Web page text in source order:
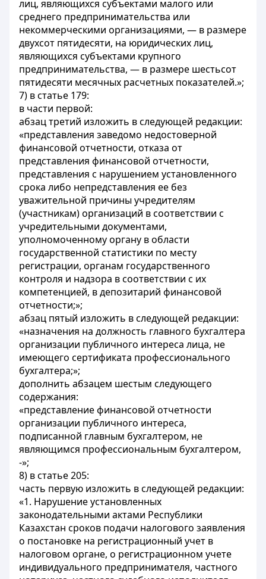
лиц, являющихся субъектами малого или
среднего предпринимательства или
некоммерческими организациями, — в размере
двухсот пятидесяти, на юридических лиц,
являющихся субъектами крупного
предпринимательства, — в размере шестьсот
пятидесяти месячных расчетных показателей.»;
7) в статье 179:
в части первой:
абзац третий изложить в следующей редакции:
«представления заведомо недостоверной
финансовой отчетности, отказа от
представления финансовой отчетности,
представления с нарушением установленного
срока либо непредставления ее без
уважительной причины учредителям
(участникам) организаций в соответствии с
учредительными документами,
уполномоченному органу в области
государственной статистики по месту
регистрации, органам государственного
контроля и надзора в соответствии с их
компетенцией, в депозитарий финансовой
отчетности;»;
абзац пятый изложить в следующей редакции:
«назначения на должность главного бухгалтера
организации публичного интереса лица, не
имеющего сертификата профессионального
бухгалтера;»;
дополнить абзацем шестым следующего
содержания:
«представление финансовой отчетности
организации публичного интереса,
подписанной главным бухгалтером, не
являющимся профессиональным бухгалтером,
-»;
8) в статье 205:
часть первую изложить в следующей редакции:
«1. Нарушение установленных
законодательными актами Республики
Казахстан сроков подачи налогового заявления
о постановке на регистрационный учет в
налоговом органе, о регистрационном учете
индивидуального предпринимателя, частного